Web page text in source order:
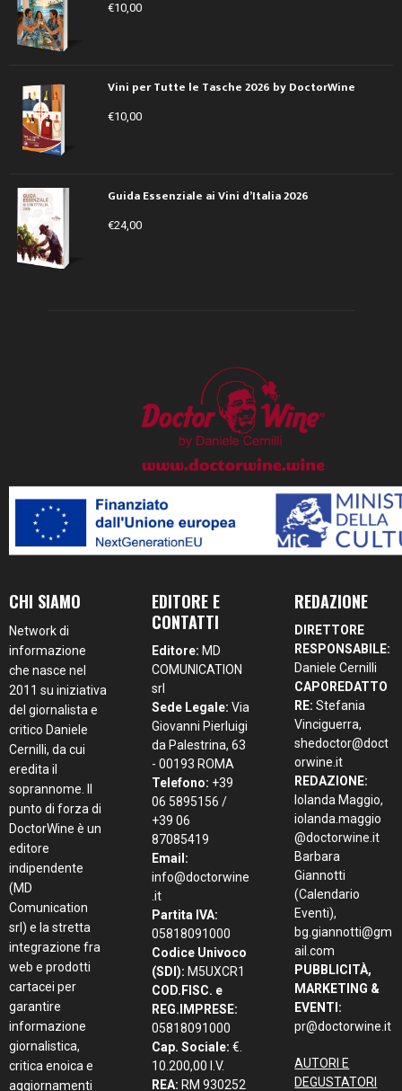
€10,00
Vini per Tutte le Tasche 2026 by DoctorWine
€10,00
Guida Essenziale ai Vini d’Italia 2026
€24,00
CHI SIAMO
Network di
informazione
che nasce nel
2011 su iniziativa
del giornalista e
critico Daniele
Cernilli, da cui
eredita il
soprannome. Il
punto di forza di
DoctorWine è un
editore
indipendente
(MD
Comunication
srl) e la stretta
integrazione fra
web e prodotti
cartacei per
garantire
informazione
giornalistica,
critica enoica e
aggiornamenti
EDITORE E
CONTATTI
Editore: MD
COMUNICATION
srl
Sede Legale: Via
Giovanni Pierluigi
da Palestrina, 63
- 00193 ROMA
Telefono: +39
06 5895156 /
+39 06
87085419
Email:
info@doctorwine
.it
Partita IVA:
05818091000
Codice Univoco
(SDI): M5UXCR1
COD.FISC. e
REG.IMPRESE:
05818091000
Cap. Sociale: €.
10.200,00 I.V.
REA: RM 930252
REDAZIONE
DIRETTORE
RESPONSABILE:
Daniele Cernilli
CAPOREDATTO
RE: Stefania
Vinciguerra,
shedoctor@doct
orwine.it
REDAZIONE:
Iolanda Maggio,
iolanda.maggio
@doctorwine.it
Barbara
Giannotti
(Calendario
Eventi),
bg.giannotti@gm
ail.com
PUBBLICITÀ,
MARKETING &
EVENTI:
pr@doctorwine.it
AUTORI E
DEGUSTATORI